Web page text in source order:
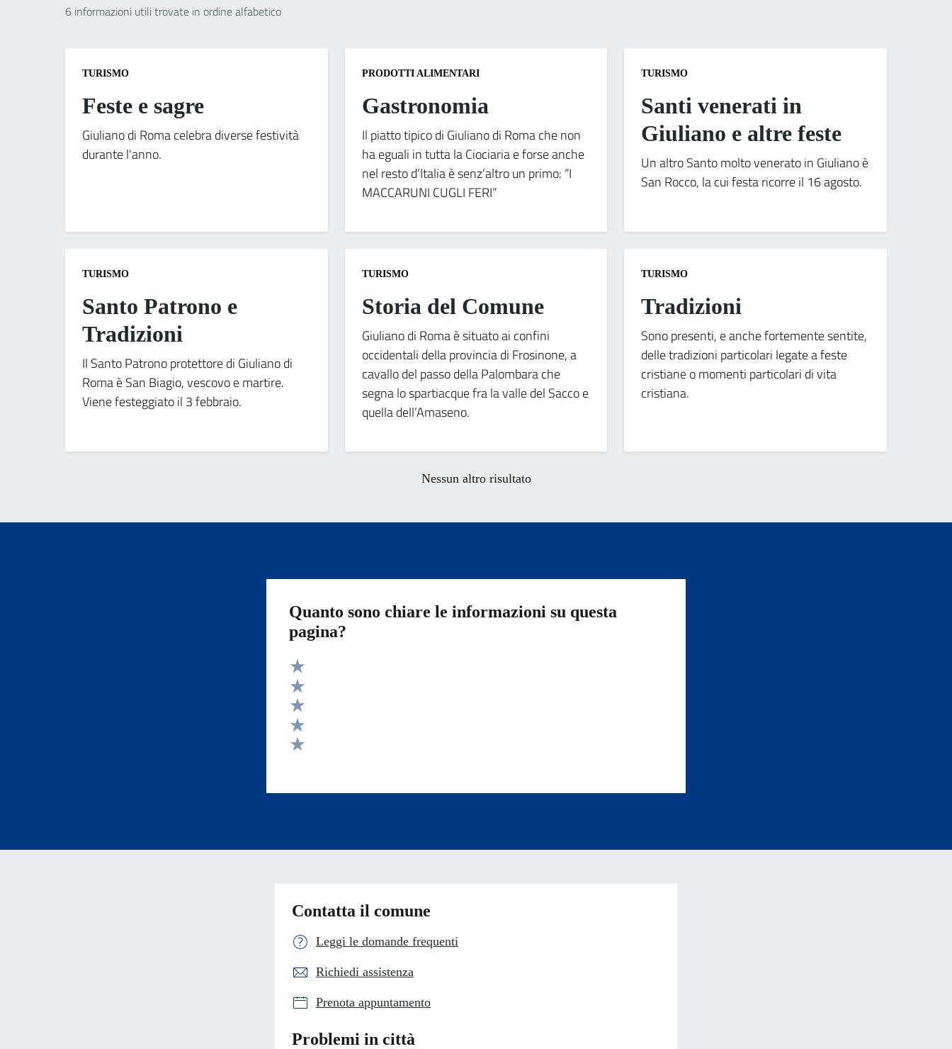
6 informazioni utili trovate in ordine alfabetico
TURISMO
Feste e sagre
Giuliano di Roma celebra diverse festività
durante l'anno.
PRODOTTI ALIMENTARI
Gastronomia
Il piatto tipico di Giuliano di Roma che non
ha eguali in tutta la Ciociaria e forse anche
nel resto d’Italia è senz’altro un primo: “I
MACCARUNI CUGLI FERI”
TURISMO
Santi venerati in
Giuliano e altre feste
Un altro Santo molto venerato in Giuliano è
San Rocco, la cui festa ricorre il 16 agosto.
TURISMO
Santo Patrono e
Tradizioni
Il Santo Patrono protettore di Giuliano di
Roma è San Biagio, vescovo e martire.
Viene festeggiato il 3 febbraio.
TURISMO
Storia del Comune
Giuliano di Roma è situato ai confini
occidentali della provincia di Frosinone, a
cavallo del passo della Palombara che
segna lo spartiacque fra la valle del Sacco e
quella dell’Amaseno.
TURISMO
Tradizioni
Sono presenti, e anche fortemente sentite,
delle tradizioni particolari legate a feste
cristiane o momenti particolari di vita
cristiana.
Nessun altro risultato
Quanto sono chiare le informazioni su questa
pagina?
Valuta 5 stelle su 5
Valuta 4 stelle su 5
Valuta 3 stelle su 5
Valuta 2 stelle su 5
Contatta il comune
Leggi le domande frequenti
Richiedi assistenza
Prenota appuntamento
Problemi in città